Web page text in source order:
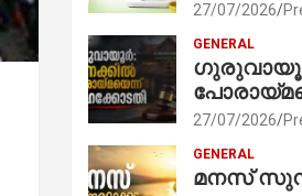
27/07/2026
GENERAL
27/07/2026
GENERAL
മനസ്